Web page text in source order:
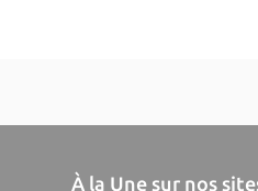
À la Une sur nos